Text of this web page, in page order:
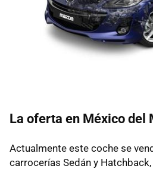
La oferta en México del
Actualmente este coche se
carrocerías Sedán y